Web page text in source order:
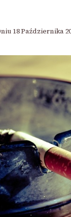
18 Października